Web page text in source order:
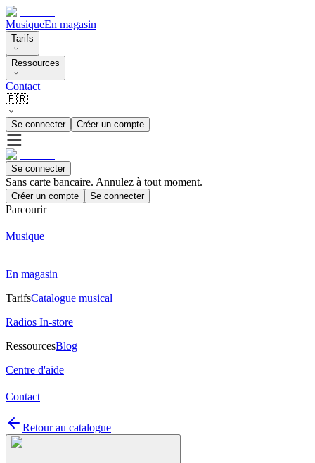
MusiqueEn magasin
Tarifs
Ressources
Contact
🇫🇷
Se connecter Créer un compte
Se connecter
Sans carte bancaire. Annulez à tout moment.
Créer un compte Se connecter
Parcourir
Musique
En magasin
TarifsCatalogue musical
Radios In-store
RessourcesBlog
Centre d'aide
Contact
Retour au catalogue